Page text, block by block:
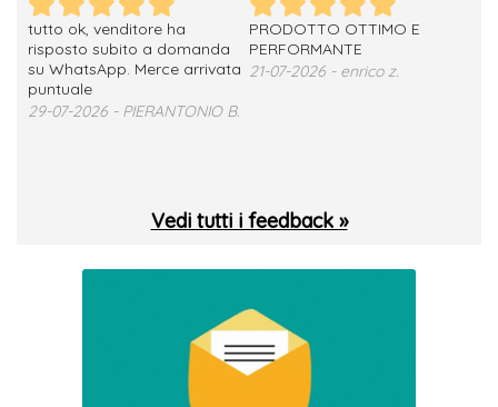
tutto ok, venditore ha
risposto subito a domanda
su WhatsApp. Merce arrivata
puntuale
29-07-2026 - PIERANTONIO B.
PRODOTTO OTTIMO E
PERFORMANTE
21-07-2026 - enrico z.
Vedi tutti i feedback »